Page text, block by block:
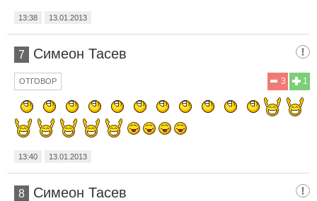
13:38 13.01.2013
7 Симеон Тасев
1
3
ОТГОВОР
13:40 13.01.2013
8 Симеон Тасев